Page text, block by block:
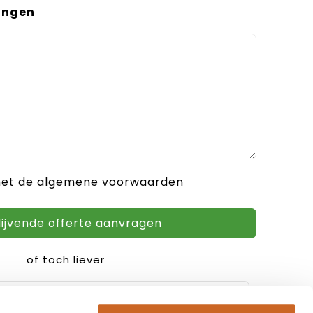
de algemene voorwaarden
of toch liever